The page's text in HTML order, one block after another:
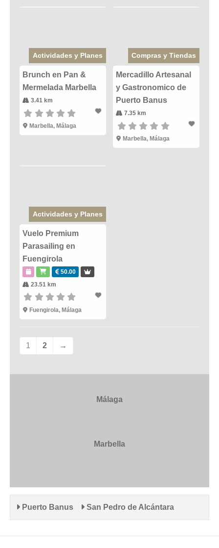
Actividades y Planes
Brunch en Pan &
Mermelada Marbella
3.41 km
Marbella, Málaga
Compras y Tiendas
Mercadillo Artesanal
y Gastronomico de
Puerto Banus
7.35 km
Marbella, Málaga
Actividades y Planes
Vuelo Premium
Parasailing en
Fuengirola
50.00
23.51 km
Fuengirola, Málaga
1 2 →
Málaga
Marbella
Puerto Banus San Pedro de Alcántara